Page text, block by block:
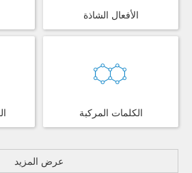
الأفعال الشاذة
الكلمات المركبة
عرض المزيد